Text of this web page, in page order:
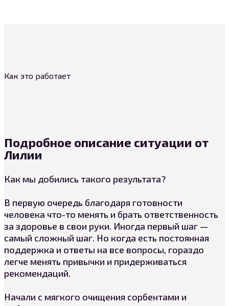
Как это работает
Подробное описание ситуации от
Лилии
Как мы добились такого результата?
В первую очередь благодаря готовности
человека что-то менять и брать ответственность
за здоровье в свои руки. Иногда первый шаг —
самый сложный шаг. Но когда есть постоянная
поддержка и ответы на все вопросы, гораздо
легче менять привычки и придерживаться
рекомендаций.
Начали с мягкого очищения сорбентами и